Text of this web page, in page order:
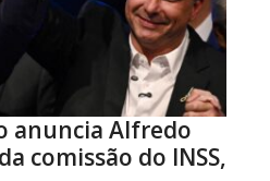
anuncia Alfredo
comissão do INSS,